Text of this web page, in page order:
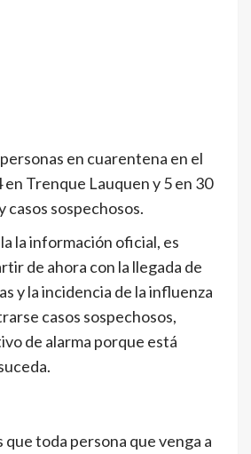
en cuarentena en el
Trenque Lauquen y 5 en 30
casos sospechosos.
la información oficial, es
de ahora con la llegada de
y la incidencia de la influenza
casos sospechosos,
de alarma porque está
que toda persona que venga a